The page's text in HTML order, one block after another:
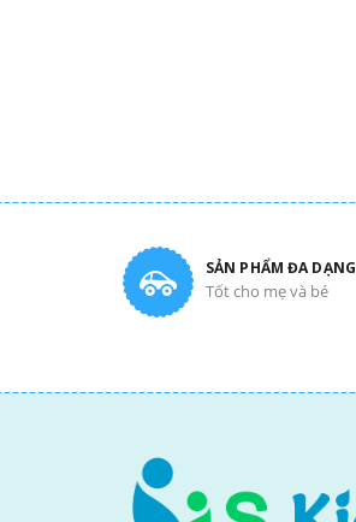
SẢN PHẨM ĐA DẠNG
Tốt cho mẹ và bé